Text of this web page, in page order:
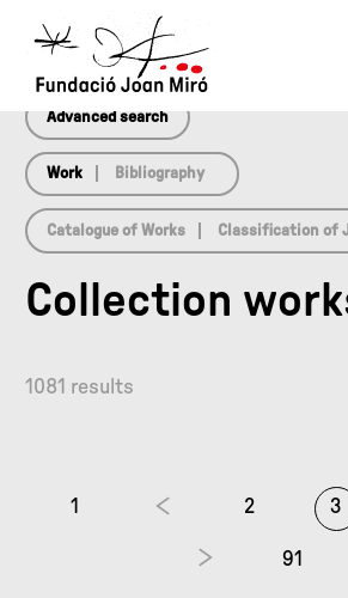
RU
NL
PT
Advanced search
Work Bibliography
Catalogue of Works Classification of
Collection
1081 results
1 2 3
91